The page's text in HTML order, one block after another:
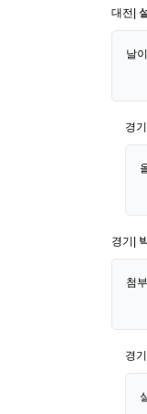
대전|
날
경기|
경기|
첨
경기|